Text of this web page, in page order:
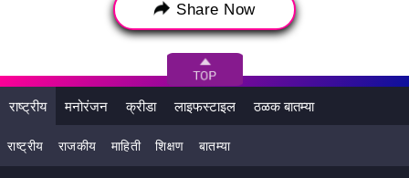
Share Now
राष्ट्रीय मनोरंजन क्रीडा लाइफस्टाइल ठळक बातम्या
राष्ट्रीय राजकीय माहिती शिक्षण बातम्या